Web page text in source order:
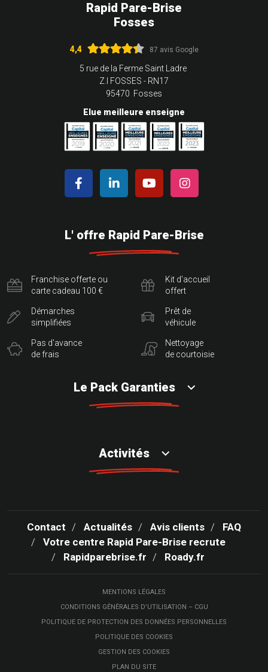
Rapid Pare-Brise
Fosses
4,4 87 avis Google
5 rue de la Ferme Saint Ladre
Z.I FOSSES - RN17
95470 Fosses
Elue meilleure enseigne
L' offre Rapid Pare-Brise
Franchise offerte ou
carte cadeau 100 €
Démarches
simplifiées
Pas d'avance
de frais
Kit d'accueil
offert
Prêt de
véhicule
Nettoyage
de courtoisie
Le Pack Garanties
Activités
Contact Actualités Avis clients
FAQ
Votre centre Rapid Pare-Brise recrute
Rapidparebrise.fr
Roady.fr
MENTIONS LÉGALES
CONDITIONS GÉNÉRALES D’UTILISATION – CGU
POLITIQUE DE PROTECTION DES DONNÉES PERSONNELLES
POLITIQUE DES COOKIES
GESTION DES COOKIES
PLAN DU SITE